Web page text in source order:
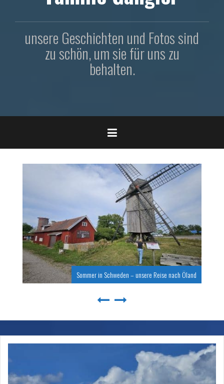
unsere Geschichten und Fotos sind
zu schön, um sie für uns zu
behalten.
Sommer in Schweden – unsere Reise nach Öland